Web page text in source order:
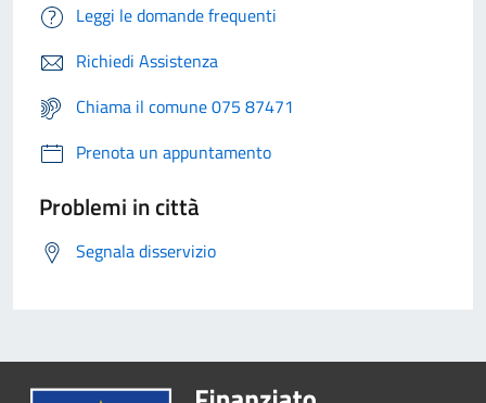
Leggi le domande frequenti
Richiedi Assistenza
Chiama il comune 075 87471
Prenota un appuntamento
Problemi in città
Segnala disservizio